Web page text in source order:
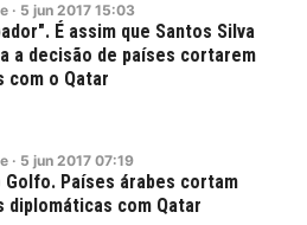
· 5 jun 2017 15:03
É assim que Santos Silva
a decisão de países cortarem
com o Qatar
· 5 jun 2017 07:19
Golfo. Países árabes cortam
diplomáticas com Qatar